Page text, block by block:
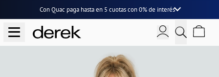
Con Quac paga hasta en 5 cuotascon0% de interés